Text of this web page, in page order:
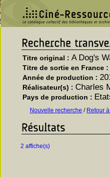
Titre original : A Dog's
Titre de sortie en France :
Année de production :
Réalisateur(s) : Charles
Pays de production :
Nouvelle recherche / Retour
2 affiche(s)